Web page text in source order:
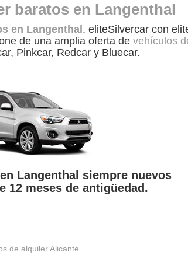
baratos en Langenthal
en Langenthal . eliteSilvercar con
de una amplia oferta de vehículos
Pinkcar, Redcar y Bluecar.
Langenthal siempre nuevos
12 meses de antigüedad.
de alquiler Alicante